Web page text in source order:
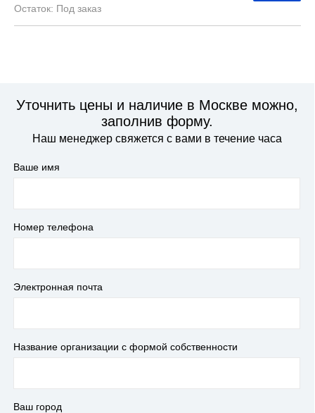
Под заказ
Уточнить цены и наличие в Москве можно,
заполнив форму.
Наш менеджер свяжется с вами в течение часа
Ваше имя
Номер телефона
Электронная почта
Название организации с формой собственности
Ваш город